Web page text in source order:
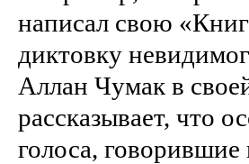
написал свою
диктовку
Аллан Чумак в
рассказывает, что
голоса,